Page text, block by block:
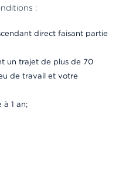
:
direct faisant partie
un trajet de plus de 70
de travail et votre
1 an;